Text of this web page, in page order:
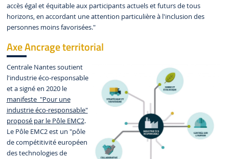
accès égal et équitable aux participants actuels et futurs de tous
horizons, en accordant une attention particulière à l'inclusion des
personnes moins favorisées."
Axe Ancrage territorial
Centrale Nantes soutient
l'industrie éco-responsable
et a signé en 2020 le
manifeste "Pour une
industrie éco-responsable"
proposé par le Pôle EMC2.
Le Pôle EMC2 est un "pôle
de compétitivité européen
des technologies de